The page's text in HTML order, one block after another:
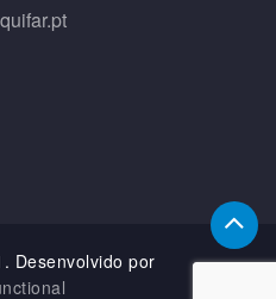
Desenvolvido por